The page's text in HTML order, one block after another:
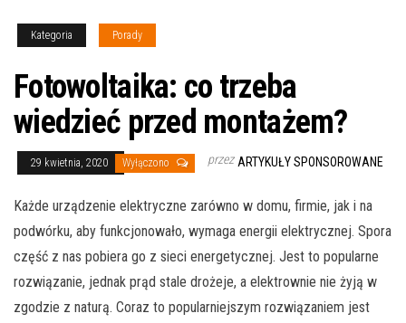
Kategoria Porady
Fotowoltaika: co trzeba
wiedzieć przed montażem?
29 kwietnia, 2020 Wyłączono przez ARTYKUŁY SPONSOROWANE
Każde urządzenie elektryczne zarówno w domu, firmie, jak i na
podwórku, aby funkcjonowało, wymaga energii elektrycznej. Spora
część z nas pobiera go z sieci energetycznej. Jest to popularne
rozwiązanie, jednak prąd stale drożeje, a elektrownie nie żyją w
zgodzie z naturą. Coraz to popularniejszym rozwiązaniem jest